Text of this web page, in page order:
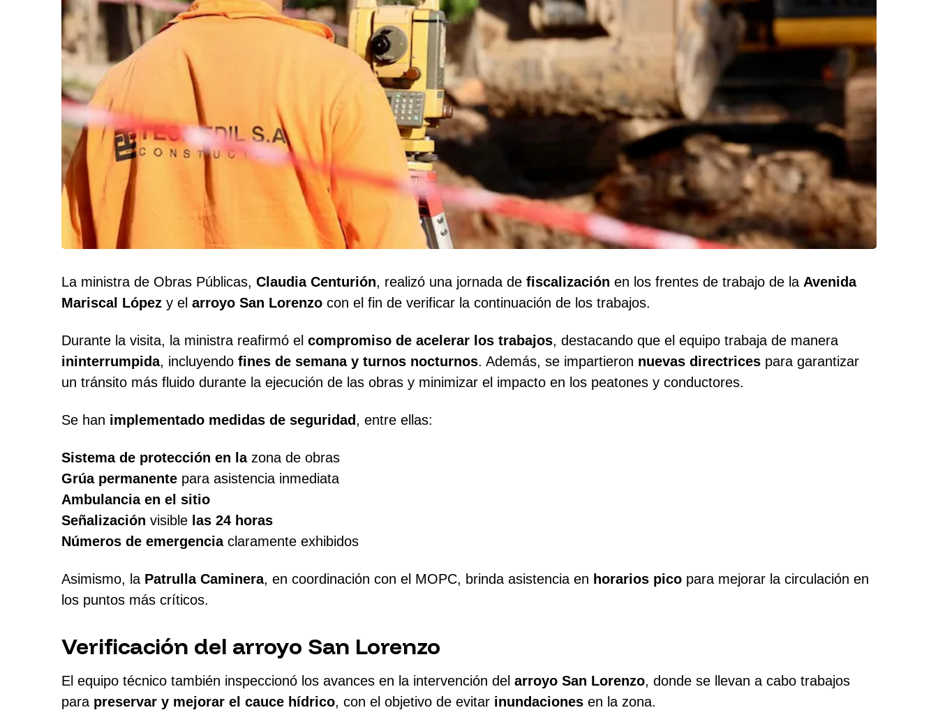
La ministra de Obras Públicas, Claudia Centurión, realizó una jornada de fiscalización en los frentes de trabajo de la Avenida
Mariscal López y el arroyo San Lorenzo con el fin de verificar la continuación de los trabajos.
Durante la visita, la ministra reafirmó el compromiso de acelerar los trabajos, destacando que el equipo trabaja de manera
ininterrumpida, incluyendo fines de semana y turnos nocturnos. Además, se impartieron nuevas directrices para garantizar
un tránsito más fluido durante la ejecución de las obras y minimizar el impacto en los peatones y conductores.
Se han implementado medidas de seguridad, entre ellas:
Sistema de protección en la zona de obras
Grúa permanente para asistencia inmediata
Ambulancia en el sitio
Señalización visible las 24 horas
Números de emergenciaclaramente exhibidos
Asimismo, la Patrulla Caminera, en coordinación con el MOPC, brinda asistencia en horarios pico para mejorar la circulación en
los puntos más críticos.
Verificación del arroyo San Lorenzo
El equipo técnico también inspeccionó los avances en la intervención del arroyo San Lorenzo, donde se llevan a cabo trabajos
para preservar y mejorar el cauce hídrico, con el objetivo de evitar inundaciones en la zona.